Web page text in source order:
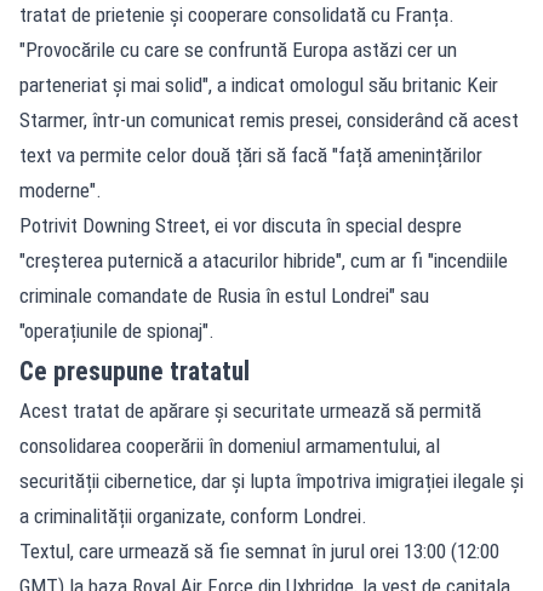
tratat de prietenie și cooperare consolidată cu Franța.
"Provocările cu care se confruntă Europa astăzi cer un
parteneriat și mai solid", a indicat omologul său britanic Keir
Starmer, într-un comunicat remis presei, considerând că acest
text va permite celor două țări să facă "față amenințărilor
moderne".
Potrivit Downing Street, ei vor discuta în special despre
"creșterea puternică a atacurilor hibride", cum ar fi "incendiile
criminale comandate de Rusia în estul Londrei" sau
"operațiunile de spionaj".
Ce presupune tratatul
Acest tratat de apărare și securitate urmează să permită
consolidarea cooperării în domeniul armamentului, al
securității cibernetice, dar și lupta împotriva imigrației ilegale și
a criminalității organizate, conform Londrei.
Textul, care urmează să fie semnat în jurul orei 13:00 (12:00
GMT) la baza Royal Air Force din Uxbridge, la vest de capitala